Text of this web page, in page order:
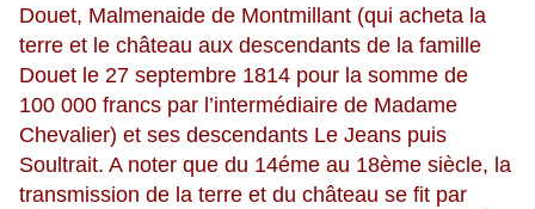
Douet, Malmenaide de Montmillant (qui acheta la
terre et le château aux descendants de la famille
Douet le 27 septembre 1814 pour la somme de
100 000 francs par l’intermédiaire de Madame
Chevalier) et ses descendants Le Jeans puis
Soultrait. A noter que du 14éme au 18ème siècle, la
transmission de la terre et du château se fit par